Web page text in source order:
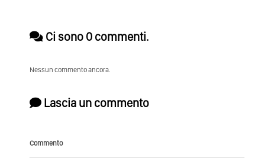
Ci sono 0 commenti.
Nessun commento ancora.
Lascia un commento
Commento